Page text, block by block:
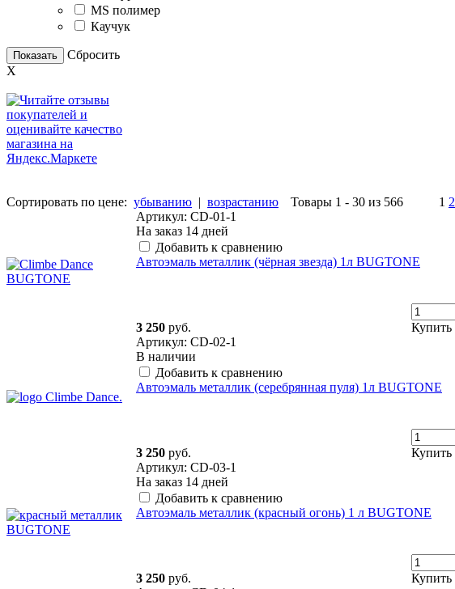
MS полимер
Каучук
Показать
Сбросить
X
Сортировать по цене: убыванию | возрастанию Товары 1 - 30 из 566 1 2
Артикул: CD-01-1
На заказ 14 дней
Добавить к сравнению
Автоэмаль металлик (чёрная звезда) 1л BUGTONE
3 250 руб.
Купить
Артикул: CD-02-1
В наличии
Добавить к сравнению
Автоэмаль металлик (серебрянная пуля) 1л BUGTONE
3 250 руб.
Купить
Артикул: CD-03-1
На заказ 14 дней
Добавить к сравнению
Автоэмаль металлик (красный огонь) 1 л BUGTONE
3 250 руб.
Купить